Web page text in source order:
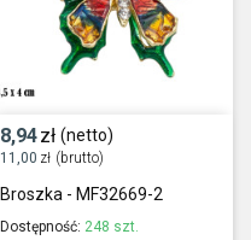
8,94zł (netto)
11,00 zł (brutto)
Broszka - MF32669-2
Dostępność: 248 szt.